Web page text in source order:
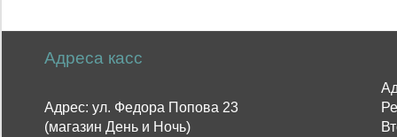
Адреса касс
Адрес: ул. Федора Попова 23
(магазин День и Ночь)